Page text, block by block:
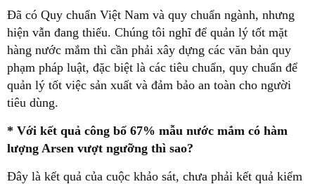
Đã có Quy chuẩn Việt Nam và quy chuẩn ngành, nhưng
hiện vẫn đang thiếu. Chúng tôi nghĩ để quản lý tốt mặt
hàng nước mắm thì cần phải xây dựng các văn bản quy
phạm pháp luật, đặc biệt là các tiêu chuẩn, quy chuẩn để
quản lý tốt việc sản xuất và đảm bảo an toàn cho người
tiêu dùng.
* Với kết quả công bố 67% mẫu nước mắm có hàm
lượng Arsen vượt ngưỡng thì sao?
Đây là kết quả của cuộc khảo sát, chưa phải kết quả kiểm